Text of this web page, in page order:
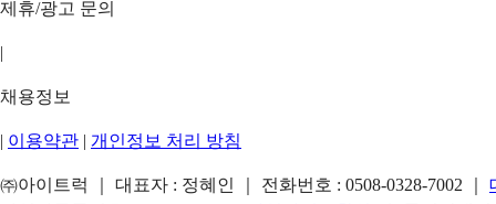
제휴/광고 문의
|
채용정보
| 이용약관 | 개인정보 처리 방침
㈜아이트럭 ｜ 대표자 : 정혜인 ｜ 전화번호 : 0508-0328-7002